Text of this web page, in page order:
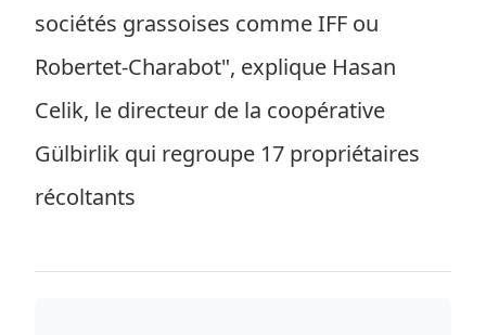
sociétés grassoises comme IFF ou
Robertet-Charabot", explique Hasan
Celik, le directeur de la coopérative
Gülbirlik qui regroupe 17 propriétaires
récoltants